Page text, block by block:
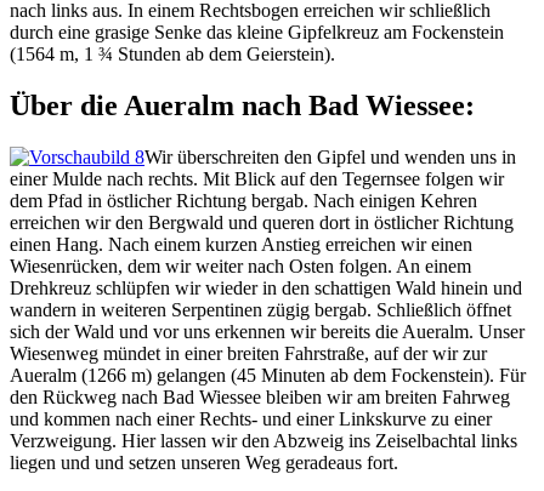
nach links aus. In einem Rechtsbogen erreichen wir schließlich
durch eine grasige Senke das kleine Gipfelkreuz am Fockenstein
(1564 m, 1 ¾ Stunden ab dem Geierstein).
Über die Aueralm nach Bad Wiessee:
Wir überschreiten den Gipfel und wenden uns in
einer Mulde nach rechts. Mit Blick auf den Tegernsee folgen wir
dem Pfad in östlicher Richtung bergab. Nach einigen Kehren
erreichen wir den Bergwald und queren dort in östlicher Richtung
einen Hang. Nach einem kurzen Anstieg erreichen wir einen
Wiesenrücken, dem wir weiter nach Osten folgen. An einem
Drehkreuz schlüpfen wir wieder in den schattigen Wald hinein und
wandern in weiteren Serpentinen zügig bergab. Schließlich öffnet
sich der Wald und vor uns erkennen wir bereits die Aueralm. Unser
Wiesenweg mündet in einer breiten Fahrstraße, auf der wir zur
Aueralm (1266 m) gelangen (45 Minuten ab dem Fockenstein). Für
den Rückweg nach Bad Wiessee bleiben wir am breiten Fahrweg
und kommen nach einer Rechts- und einer Linkskurve zu einer
Verzweigung. Hier lassen wir den Abzweig ins Zeiselbachtal links
liegen und und setzen unseren Weg geradeaus fort.